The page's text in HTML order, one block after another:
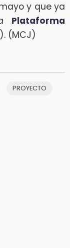
y que ya
Plataforma
(MCJ)
PROYECTO